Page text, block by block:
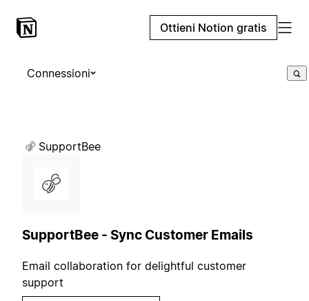
Ottieni Notion gratis
Connessioni
SupportBee
SupportBee - Sync Customer Emails
Email collaboration for delightful customer
support